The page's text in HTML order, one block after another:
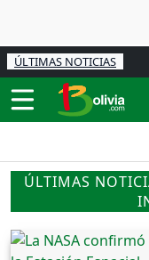
ÚLTIMAS NOTICIAS
ÚLTIMAS